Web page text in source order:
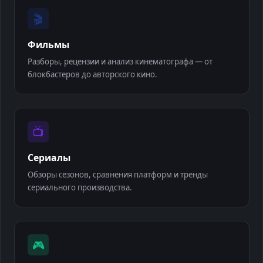
🎬
Фильмы
Разборы, рецензии и анализ кинематографа — от
блокбастеров до авторского кино.
📺
Сериалы
Обзоры сезонов, сравнения платформ и тренды
сериального производства.
🎮